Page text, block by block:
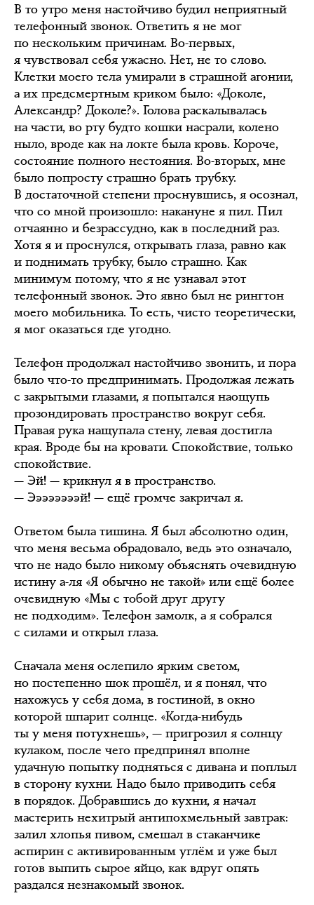
В то утро меня настойчиво будил неприятный
телефонный звонок. Ответить я не мог
по нескольким причинам. Во-первых,
я чувствовал себя ужасно. Нет, не то слово.
Клетки моего тела умирали в страшной агонии,
а их предсмертным криком было: «Доколе,
Александр? Доколе?». Голова раскалывалась
на части, во рту будто кошки насрали, колено
ныло, вроде как на локте была кровь. Короче,
состояние полного нестояния. Во-вторых, мне
было попросту страшно брать трубку.
В достаточной степени проснувшись, я осознал,
что со мной произошло: накануне я пил. Пил
отчаянно и безрассудно, как в последний раз.
Хотя я и проснулся, открывать глаза, равно как
и поднимать трубку, было страшно. Как
минимум потому, что я не узнавал этот
телефонный звонок. Это явно был не рингтон
моего мобильника. То есть, чисто теоретически,
я мог оказаться где угодно.
Телефон продолжал настойчиво звонить, и пора
было что-то предпринимать. Продолжая лежать
с закрытыми глазами, я попытался наощупь
прозондировать пространство вокруг себя.
Правая рука нащупала стену, левая достигла
края. Вроде бы на кровати. Спокойствие, только
спокойствие.
— Эй! — крикнул я в пространство.
— Ээээээээй! — ещё громче закричал я.
Ответом была тишина. Я был абсолютно один,
что меня весьма обрадовало, ведь это означало,
что не надо было никому объяснять очевидную
истину а-ля «Я обычно не такой» или ещё более
очевидную «Мы с тобой друг другу
не подходим». Телефон замолк, а я собрался
с силами и открыл глаза.
Сначала меня ослепило ярким светом,
но постепенно шок прошёл, и я понял, что
нахожусь у себя дома, в гостиной, в окно
которой шпарит солнце. «Когда-нибудь
ты у меня потухнешь», — пригрозил я солнцу
кулаком, после чего предпринял вполне
удачную попытку подняться с дивана и поплыл
в сторону кухни. Надо было приводить себя
в порядок. Добравшись до кухни, я начал
мастерить нехитрый антипохмельный завтрак:
залил хлопья пивом, смешал в стаканчике
аспирин с активированным углём и уже был
готов выпить сырое яйцо, как вдруг опять
раздался незнакомый звонок.